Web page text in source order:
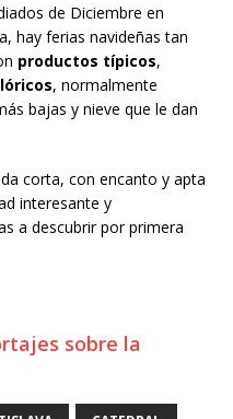
de Diciembre en
hay ferias navideñas tan
productos típicos,
, normalmente
bajas y nieve que le dan
corta, con encanto y apta
interesante y
a descubrir por primera
sobre la